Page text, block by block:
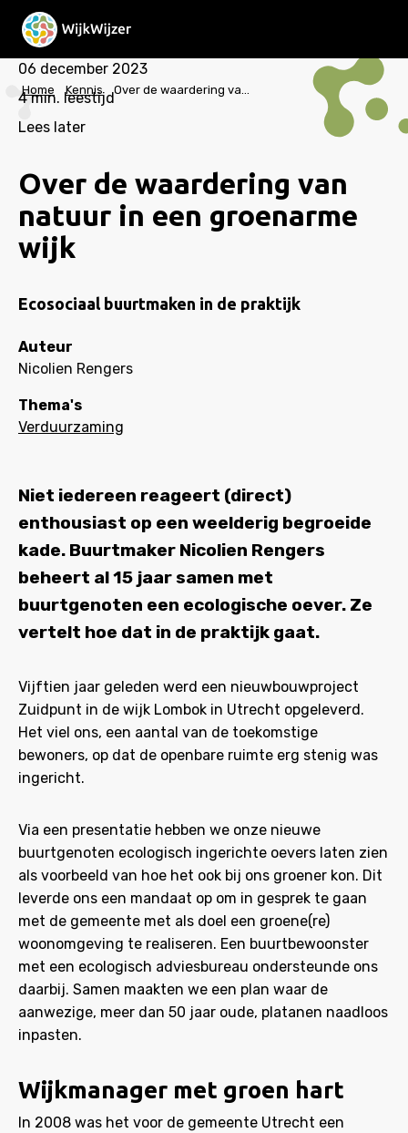
Home Kennis Over de waardering van natuur in een groenarme wijk
06 december 2023
4 min. leestijd
Lees later
Over de waardering van
natuur in een groenarme
wijk
Ecosociaal buurtmaken in de praktijk
Auteur
Nicolien Rengers
Thema's
Verduurzaming
Niet iedereen reageert (direct)
enthousiast op een weelderig begroeide
kade. Buurtmaker Nicolien Rengers
beheert al 15 jaar samen met
buurtgenoten een ecologische oever. Ze
vertelt hoe dat in de praktijk gaat.
Vijftien jaar geleden werd een nieuwbouwproject
Zuidpunt in de wijk Lombok in Utrecht opgeleverd.
Het viel ons, een aantal van de toekomstige
bewoners, op dat de openbare ruimte erg stenig was
ingericht.
Via een presentatie hebben we onze nieuwe
buurtgenoten ecologisch ingerichte oevers laten zien
als voorbeeld van hoe het ook bij ons groener kon. Dit
leverde ons een mandaat op om in gesprek te gaan
met de gemeente met als doel een groene(re)
woonomgeving te realiseren. Een buurtbewoonster
met een ecologisch adviesbureau ondersteunde ons
daarbij. Samen maakten we een plan waar de
aanwezige, meer dan 50 jaar oude, platanen naadloos
inpasten.
Wijkmanager met groen hart
In 2008 was het voor de gemeente Utrecht een